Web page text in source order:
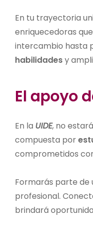
En tu trayectoria
enriquecedoras
intercambio hasta
habilidadesy
El apoyo
En la UIDE, no
compuesta por
comprometidos
Formarás parte
profesional.
brindará